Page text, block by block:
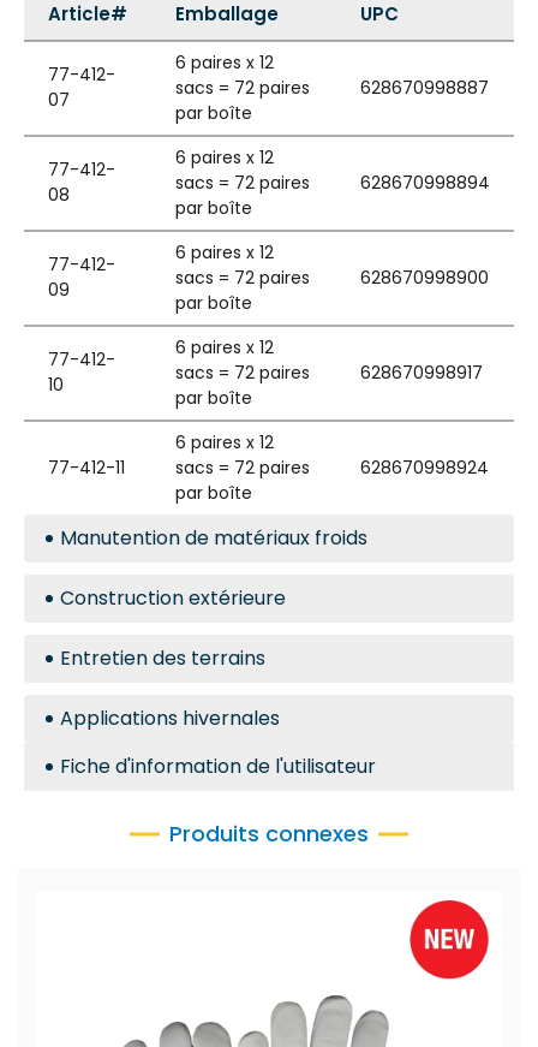
Article# Emballage UPC
77-412-
07
6 paires x 12
sacs = 72 paires
par boîte
628670998887
77-412-
08
6 paires x 12
sacs = 72 paires
par boîte
628670998894
77-412-
09
6 paires x 12
sacs = 72 paires
par boîte
628670998900
77-412-
10
6 paires x 12
sacs = 72 paires
par boîte
628670998917
77-412-11
6 paires x 12
sacs = 72 paires
par boîte
628670998924
Manutention de matériaux froids
Construction extérieure
Entretien des terrains
Applications hivernales
Fiche d'information de l'utilisateur
Produits connexes